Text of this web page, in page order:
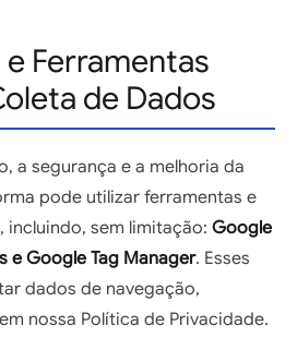
e Ferramentas
de Dados
a segurança e a melhoria da
pode utilizar ferramentas e
sem limitação: Google
e Google Tag Manager. Esses
dados de navegação,
nossa Política de Privacidade.